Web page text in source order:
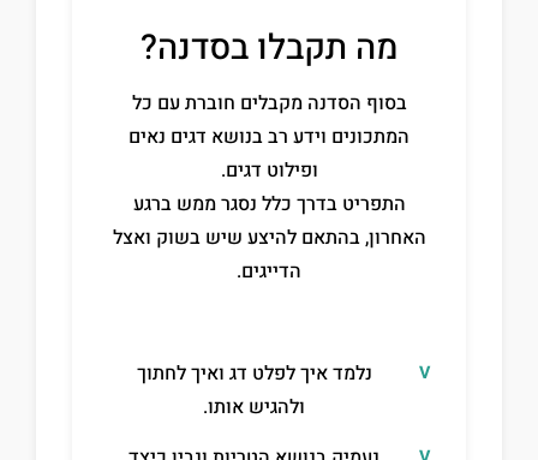
מה תקבלו בסדנה?
בסוף הסדנה מקבלים חוברת עם כל
המתכונים וידע רב בנושא דגים נאים
ופילוט דגים.
התפריט בדרך כלל נסגר ממש ברגע
האחרון, בהתאם להיצע שיש בשוק ואצל
הדייגים.
נלמד איך לפלט דג ואיך לחתוך
ולהגיש אותו.